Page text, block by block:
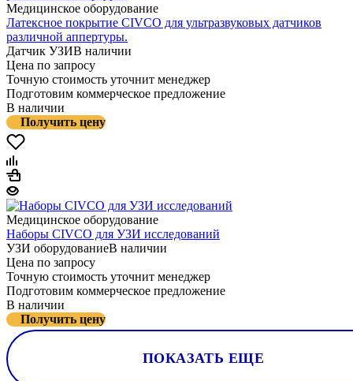
Медицинское оборудование
Латексное покрытие CIVCO для ультразвуковых датчиков
различной аппертуры.
Датчик УЗИВ наличии
Цена по запросу
Точную стоимость уточнит менеджер
Подготовим коммерческое предложение
В наличии
Получить цену
Медицинское оборудование
Наборы CIVCO для УЗИ исследований
УЗИ оборудованиеВ наличии
Цена по запросу
Точную стоимость уточнит менеджер
Подготовим коммерческое предложение
В наличии
Получить цену
ПОКАЗАТЬ ЕЩЕ